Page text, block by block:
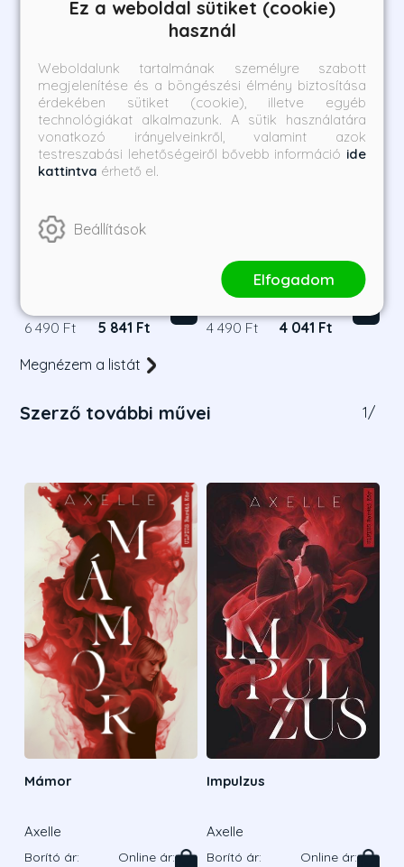
A Thousand Perfect Lies
6 490 Ft 5 841 Ft
Mame
4 490 Ft 4 041 Ft
Megnézem a listát
Szerző további művei 1/
Mámor
Axelle
Borító ár: Online ár:
Impulzus
Axelle
Borító ár: Online ár:
Ez a weboldal sütiket (cookie)
használ
Weboldalunk tartalmának személyre szabott
megjelenítése és a böngészési élmény biztosítása
érdekében sütiket (cookie), illetve egyéb
technológiákat alkalmazunk. A sütik használatára
vonatkozó irányelveinkről, valamint azok
testreszabási lehetőségeiről bővebb információ ide
kattintva érhető el.
Beállítások
Elfogadom